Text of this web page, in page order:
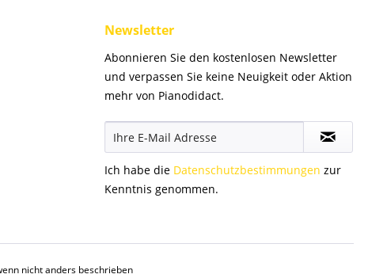
Newsletter
Abonnieren Sie den kostenlosen Newsletter
und verpassen Sie keine Neuigkeit oder Aktion
mehr von Pianodidact.
Ich habe die Datenschutzbestimmungen zur
Kenntnis genommen.
nicht anders beschrieben